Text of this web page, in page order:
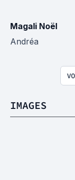
Magali Noël
Andréa
IMAGES